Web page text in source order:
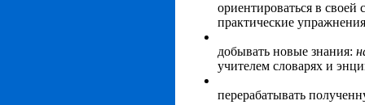
ориентироваться в
практические
добывать новые знания:
учителем словарях и
перерабатывать